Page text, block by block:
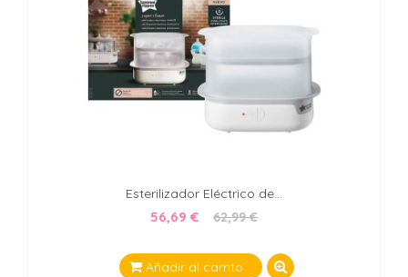
Esterilizador Eléctrico de...
56,69 € 62,99 €
Añadir al carrito